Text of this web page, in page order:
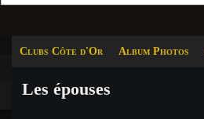
Clubs Côte d'Or Album Photos
Les épouses